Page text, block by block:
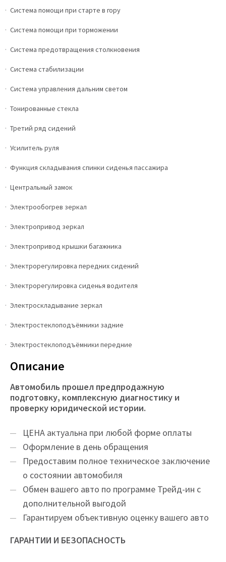
Система помощи при старте в гору
Система помощи при торможении
Система предотвращения столкновения
Система стабилизации
Система управления дальним светом
Тонированные стекла
Третий ряд сидений
Усилитель руля
Функция складывания спинки сиденья пассажира
Центральный замок
Электрообогрев зеркал
Электропривод зеркал
Электропривод крышки багажника
Электрорегулировка передних сидений
Электрорегулировка сиденья водителя
Электроскладывание зеркал
Электростеклоподъёмники задние
Электростеклоподъёмники передние
Описание
Автомобиль прошел предпродажную
подготовку, комплексную диагностику и
проверку юридической истории.
ЦEНA актуальна при любой форме оплаты
Оформление в день обращения
Предоставим полное техническое заключение
о состоянии автомобиля
Обмен вашего авто по программе Трейд-ин с
дополнительной выгодой
Гарантируем объективную оценку вашего авто
ГАРАНТИИ И БЕЗОПАСНОСТЬ